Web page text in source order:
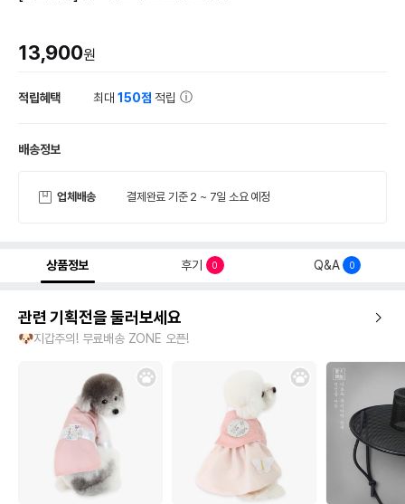
13,900원
적립혜택 최대150점 적립
배송정보
업체배송 결제완료 기준 2 ~ 7일 소요 예정
상품정보 후기 0 Q&A 0
관련 기획전을 둘러보세요
🐶지갑주의! 무료배송 ZONE 오픈!